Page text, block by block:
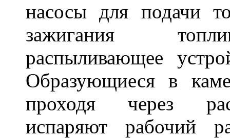
насосы для подачи
зажигания
распыливающее
Образующиеся в
проходя через
испаряют рабочий